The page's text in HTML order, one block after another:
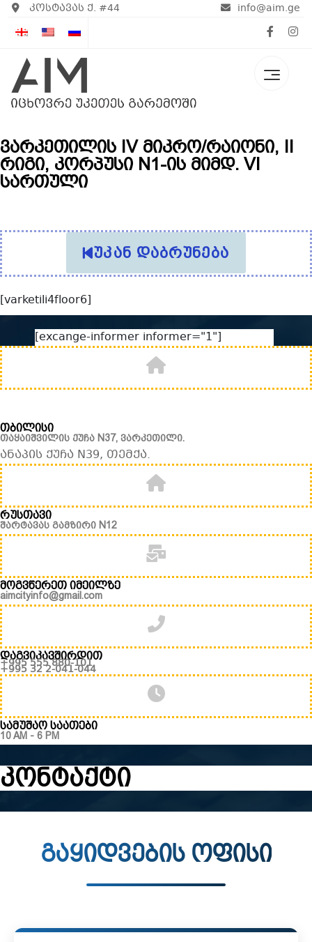
კოსტავას ქ. #44 info@aim.ge
ვარკეთილის IV მიკრო/რაიონი, II
რიგი, კორპუსი N1-ის მიმდ. VI
სართული
უკან დაბრუნება
[varketili4floor6]
[excange-informer informer="1"]
თბილისი
თაყაიშვილის ქუჩა N37, ვარკეთილი.
ანაპის ქუჩა N39, თემქა.
რუსთავი
შარტავას გამზირი N12
მოგვწერეთ იმეილზე
aimcityinfo@gmail.com
დაგვიკავშირდით
+995 555 880-101
+995 32 2-041-044
სამუშაო საათები
10 AM - 6 PM
კონტაქტი
გაყიდვების ოფისი